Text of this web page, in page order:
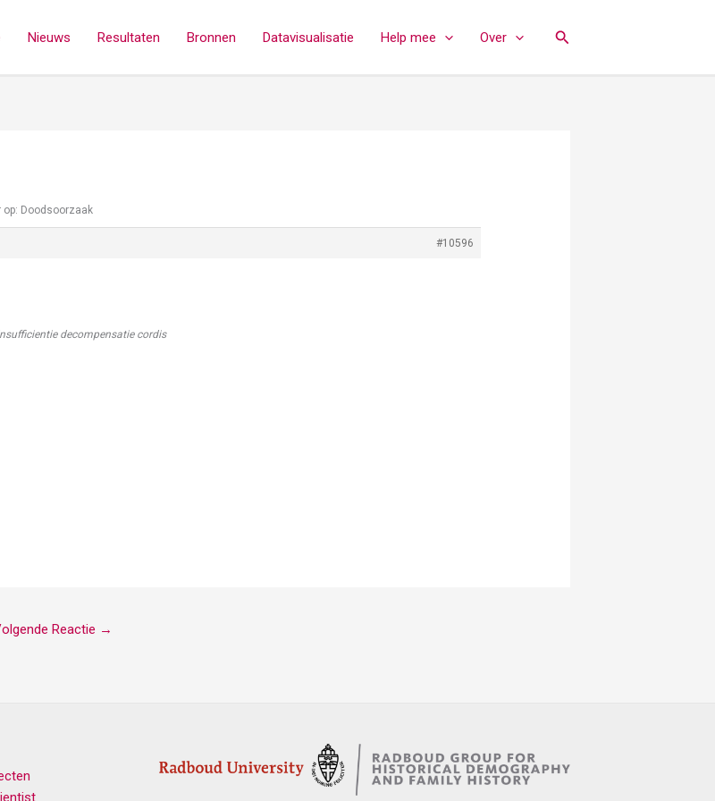
Nieuws Resultaten Bronnen Datavisualisatie Help mee Over Zoeken
op: Doodsoorzaak
#10596
decompensatie cordis
Reactie →